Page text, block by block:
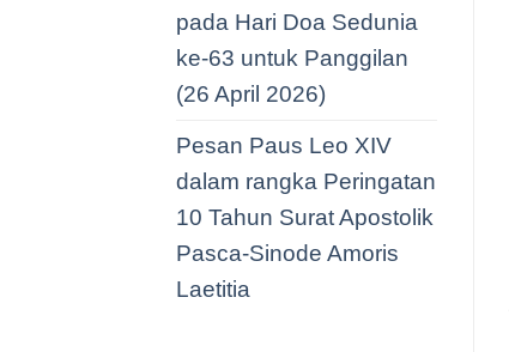
pada Hari Doa Sedunia
ke-63 untuk Panggilan
(26 April 2026)
Pesan Paus Leo XIV
dalam rangka Peringatan
10 Tahun Surat Apostolik
Pasca-Sinode Amoris
Laetitia